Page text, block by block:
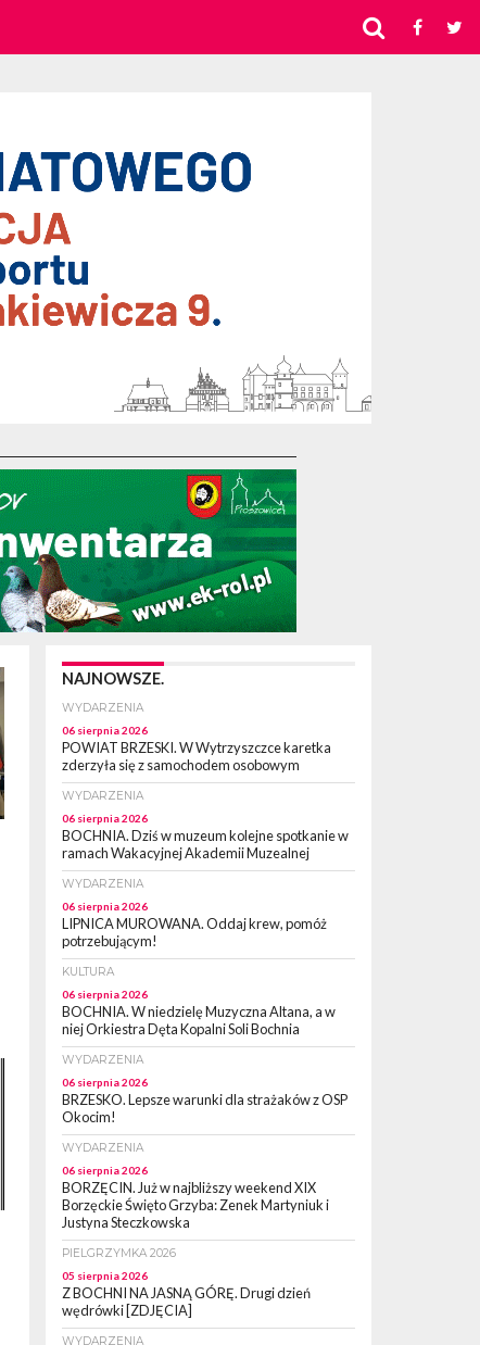
NAJNOWSZE.
WYDARZENIA
06 sierpnia 2026
POWIAT BRZESKI. W Wytrzyszczce karetka
zderzyła się z samochodem osobowym
WYDARZENIA
06 sierpnia 2026
BOCHNIA. Dziś w muzeum kolejne spotkanie w
ramach Wakacyjnej Akademii Muzealnej
WYDARZENIA
06 sierpnia 2026
LIPNICA MUROWANA. Oddaj krew, pomóż
potrzebującym!
KULTURA
06 sierpnia 2026
BOCHNIA. W niedzielę Muzyczna Altana, a w
niej Orkiestra Dęta Kopalni Soli Bochnia
WYDARZENIA
06 sierpnia 2026
BRZESKO. Lepsze warunki dla strażaków z OSP
Okocim!
WYDARZENIA
06 sierpnia 2026
BORZĘCIN. Już w najbliższy weekend XIX
Borzęckie Święto Grzyba: Zenek Martyniuk i
Justyna Steczkowska
PIELGRZYMKA 2026
05 sierpnia 2026
Z BOCHNI NA JASNĄ GÓRĘ. Drugi dzień
wędrówki [ZDJĘCIA]
WYDARZENIA